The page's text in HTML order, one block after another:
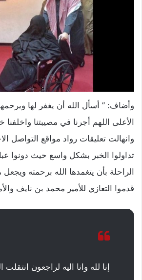
وأضاف: ” أسأل الله أن يغفر لها
الأعلى اللهم أجرنا في مصيبتنا واخلفنا
وانهالت تعليقات رواد مواقع التواصل
تداولوا الخبر بشكل واسع حيث دونوا
الراحلة بأن يتغمدها الله برحمته ويجعل
قدموا التعازي للأمير محمد بن نايف
إنا لله وانا اليه لراجعون